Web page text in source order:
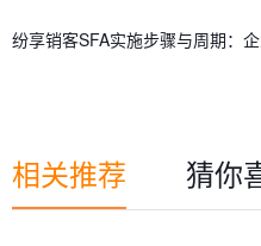
纷享销客SFA实施步骤与周期：
相关推荐 猜你